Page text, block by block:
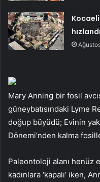
hızlandı
Mary Anning bir fosil
güneybatısındaki Lyme
doğup büyüdü; Evinin
Dönemi’nden kalma
Paleontoloji alanı henüz
kadınlara ‘kapalı’ iken,